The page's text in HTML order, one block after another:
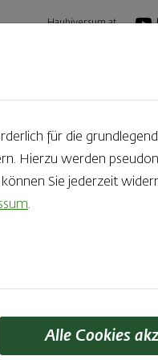
Haubiversum.at
für die
Hierzu werden
Sie jederzeit
.
Alle Cookies